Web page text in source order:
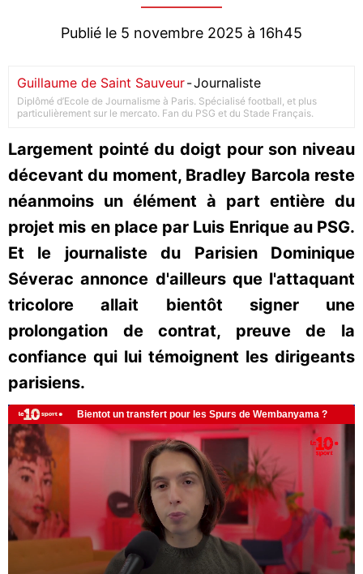
Publié le 5 novembre 2025 à 16h45
Guillaume de Saint Sauveur-Journaliste
Diplômé d’Ecole de Journalisme à Paris. Spécialisé football, et plus
particulièrement sur le mercato. Fan du PSG et du Stade Français.
Largement pointé du doigt pour son niveau
décevant du moment, Bradley Barcola reste
néanmoins un élément à part entière du
projet mis en place par Luis Enrique au PSG.
Et le journaliste du Parisien Dominique
Séverac annonce d'ailleurs que l'attaquant
tricolore allait bientôt signer une
prolongation de contrat, preuve de la
confiance qui lui témoignent les dirigeants
parisiens.